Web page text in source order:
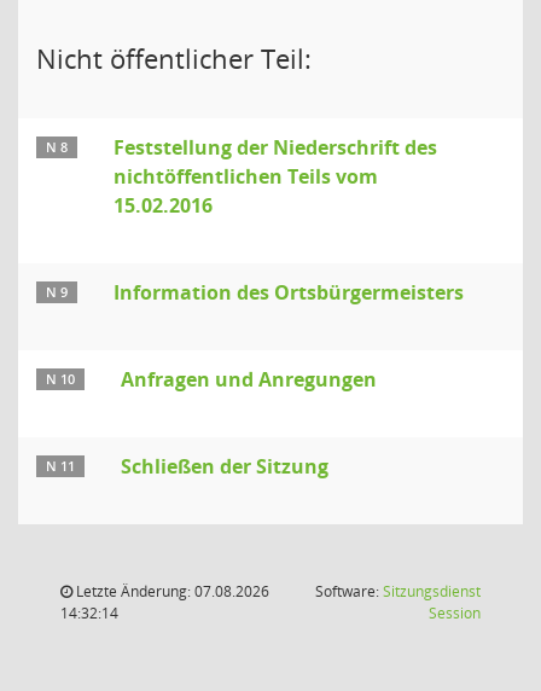
Nicht öffentlicher Teil:
N 8
Feststellung der Niederschrift des
nichtöffentlichen Teils vom
15.02.2016
N 9 Information des Ortsbürgermeisters
N 10 Anfragen und Anregungen
N 11 Schließen der Sitzung
Letzte Änderung: 07.08.2026
14:32:14
Software:Sitzungsdienst
Session(Wird in